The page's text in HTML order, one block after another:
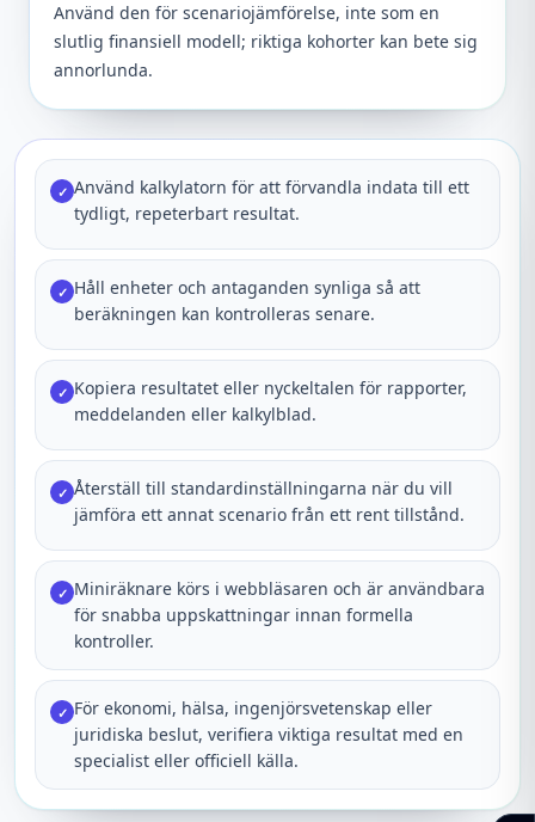
Använd den för scenariojämförelse, inte som en
slutlig finansiell modell; riktiga kohorter kan bete sig
annorlunda.
✓ Använd kalkylatorn för att förvandla indata till ett
tydligt, repeterbart resultat.
✓ Håll enheter och antaganden synliga så att
beräkningen kan kontrolleras senare.
✓ Kopiera resultatet eller nyckeltalen för rapporter,
meddelanden eller kalkylblad.
✓ Återställ till standardinställningarna när du vill
jämföra ett annat scenario från ett rent tillstånd.
✓ Miniräknare körs i webbläsaren och är användbara
för snabba uppskattningar innan formella
kontroller.
✓ För ekonomi, hälsa, ingenjörsvetenskap eller
juridiska beslut, verifiera viktiga resultat med en
specialist eller officiell källa.